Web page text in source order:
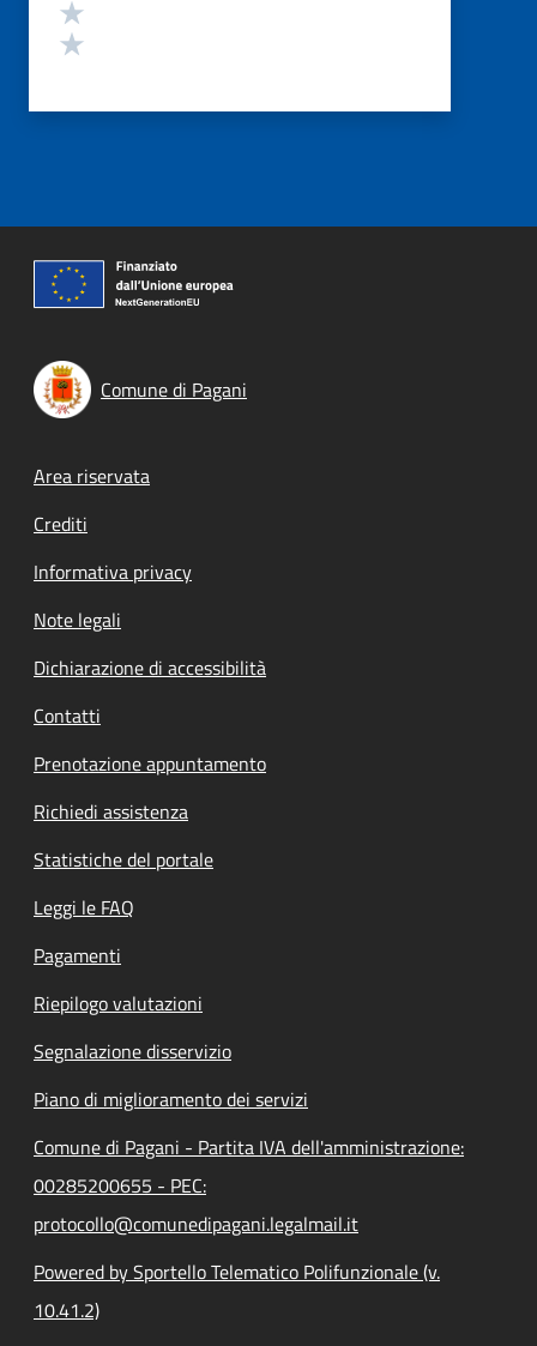
Comune di Pagani
Footer menu
Area riservata
Crediti
Informativa privacy
Note legali
Dichiarazione di accessibilità
Contatti
Prenotazione appuntamento
Richiedi assistenza
Statistiche del portale
Leggi le FAQ
Pagamenti
Riepilogo valutazioni
Segnalazione disservizio
Piano di miglioramento dei servizi
Comune di Pagani - Partita IVA dell'amministrazione:
00285200655 - PEC:
protocollo@comunedipagani.legalmail.it
Powered by Sportello Telematico Polifunzionale (v.
10.41.2)